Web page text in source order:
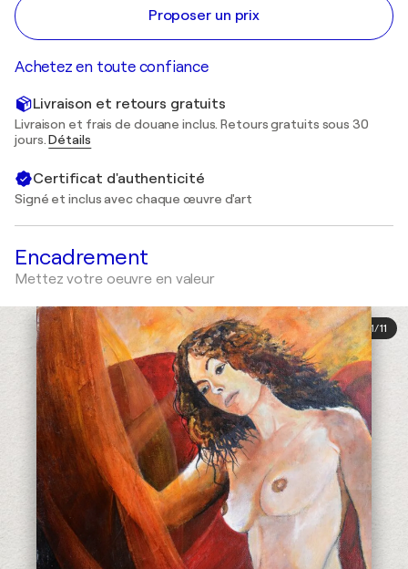
Proposer un prix
Achetez en toute confiance
Livraison et retours gratuits
Livraison et frais de douane inclus. Retours gratuits sous 30
jours.Détails
Certificat d'authenticité
Signé et inclus avec chaque œuvre d'art
Encadrement
Mettez votre oeuvre en valeur
1/11